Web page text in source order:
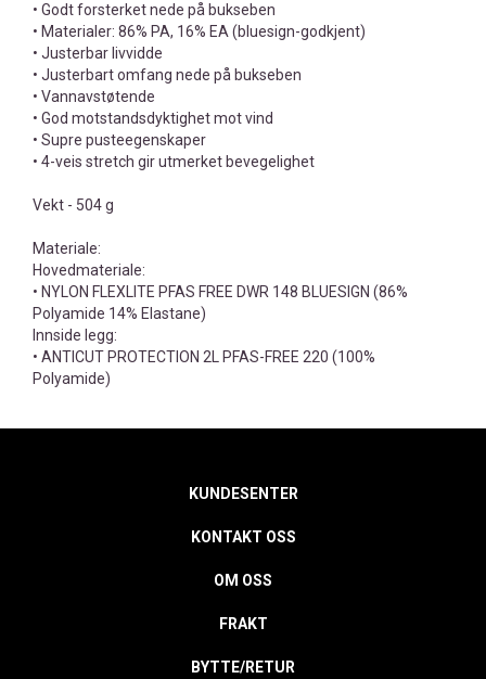
• Godt forsterket nede på bukseben
• Materialer: 86% PA, 16% EA (bluesign-godkjent)
• Justerbar livvidde
• Justerbart omfang nede på bukseben
• Vannavstøtende
• God motstandsdyktighet mot vind
• Supre pusteegenskaper
• 4-veis stretch gir utmerket bevegelighet
Vekt - 504 g
Materiale:
Hovedmateriale:
• NYLON FLEXLITE PFAS FREE DWR 148 BLUESIGN (86%
Polyamide 14% Elastane)
Innside legg:
• ANTICUT PROTECTION 2L PFAS-FREE 220 (100%
Polyamide)
KUNDESENTER
KONTAKT OSS
OM OSS
FRAKT
BYTTE/RETUR